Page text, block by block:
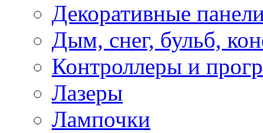
Декоративные
Дым, снег, бульб,
Контроллеры и
Лазеры
Лампочки